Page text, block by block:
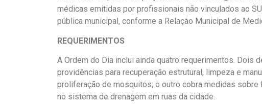
médicas emitidas por profissionais não vinculados ao
pública municipal, conforme a Relação Municipal de
REQUERIMENTOS
A Ordem do Dia inclui ainda quatro requerimentos. Dois
providências para recuperação estrutural, limpeza e
proliferação de mosquitos; o outro cobra medidas
no sistema de drenagem em ruas da cidade.